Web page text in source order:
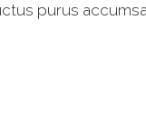
purus